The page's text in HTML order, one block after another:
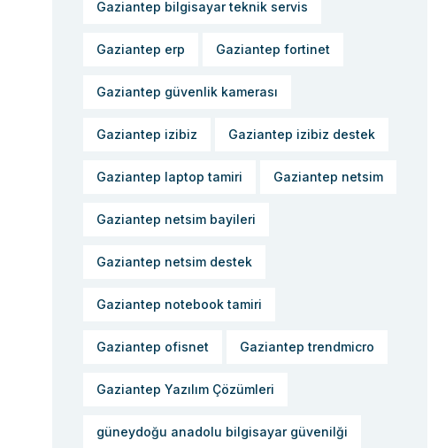
Gaziantep bilgisayar teknik servis
Gaziantep erp Gaziantep fortinet
Gaziantep güvenlik kamerası
Gaziantep izibiz Gaziantep izibiz destek
Gaziantep laptop tamiri Gaziantep netsim
Gaziantep netsim bayileri
Gaziantep netsim destek
Gaziantep notebook tamiri
Gaziantep ofisnet Gaziantep trendmicro
Gaziantep Yazılım Çözümleri
güneydoğu anadolu bilgisayar güvenilği